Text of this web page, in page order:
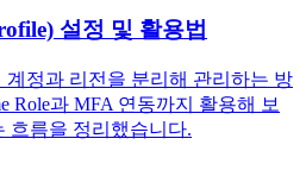
설정 및 활용법
정과 리전을 분리해 관리하는 방
Role과 MFA 연동까지 활용해 보
흐름을 정리했습니다.